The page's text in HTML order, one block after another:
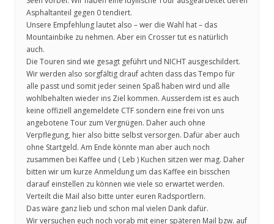
Asphaltanteil gegen 0 tendiert.
Unsere Empfehlung lautet also – wer die Wahl hat – das
Mountainbike zu nehmen. Aber ein Crosser tut es natürlich
auch.
Die Touren sind wie gesagt geführt und NICHT ausgeschildert.
Wir werden also sorgfältig drauf achten dass das Tempo für
alle passt und somit jeder seinen Spaß haben wird und alle
wohlbehalten wieder ins Ziel kommen. Ausserdem ist es auch
keine offiziell angemeldete CTF sondern eine frei von uns
angebotene Tour zum Vergnügen. Daher auch ohne
Verpflegung, hier also bitte selbst versorgen. Dafür aber auch
ohne Startgeld. Am Ende könnte man aber auch noch
zusammen bei Kaffee und ( Leb ) Kuchen sitzen wer mag. Daher
bitten wir um kurze Anmeldung um das Kaffee ein bisschen
darauf einstellen zu können wie viele so erwartet werden.
Verteilt die Mail also bitte unter euren Radsportlern.
Das wäre ganz lieb und schon mal vielen Dank dafür.
Wir versuchen euch noch vorab mit einer späteren Mail bzw. auf